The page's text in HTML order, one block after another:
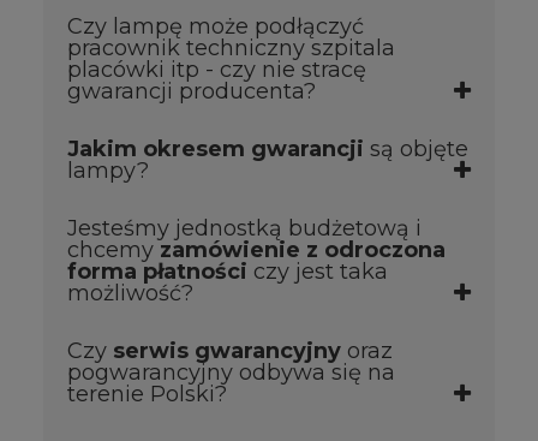
Państwo potwierdzenie zamówienia + fakturę
pro forma.
zamówienia + faktura pro forma.
Tak oczywiście wystarczy wysłać do nas maila
na adres:sklep@medwil.plz wymiarami na
jakiej wysokości będzie mocowana lampa oraz
Czy lampę może podłączyć
pracownik techniczny szpitala
placówki itp - czy nie stracę
gwarancji producenta?
Tak oczywiście - gwarancja będzie nadal ważna.
Jakim okresem gwarancji są objęte
lampy?
Lampy marki Ordisi, są objęte2 letnim
okresem gwarancjiproducenta.
Jesteśmy jednostką budżetową i
chcemyzamówienie z odroczona
forma płatności czy jest taka
możliwość?
Tak jest taka możliwość. Zamówienie tego typu
proszę kierować na adres mailowy
Czy serwis gwarancyjnyoraz
pogwarancyjny odbywa się na
terenie Polski?